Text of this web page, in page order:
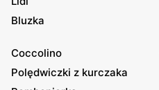
Bluzka
Coccolino
Polędwiczki z kurczaka